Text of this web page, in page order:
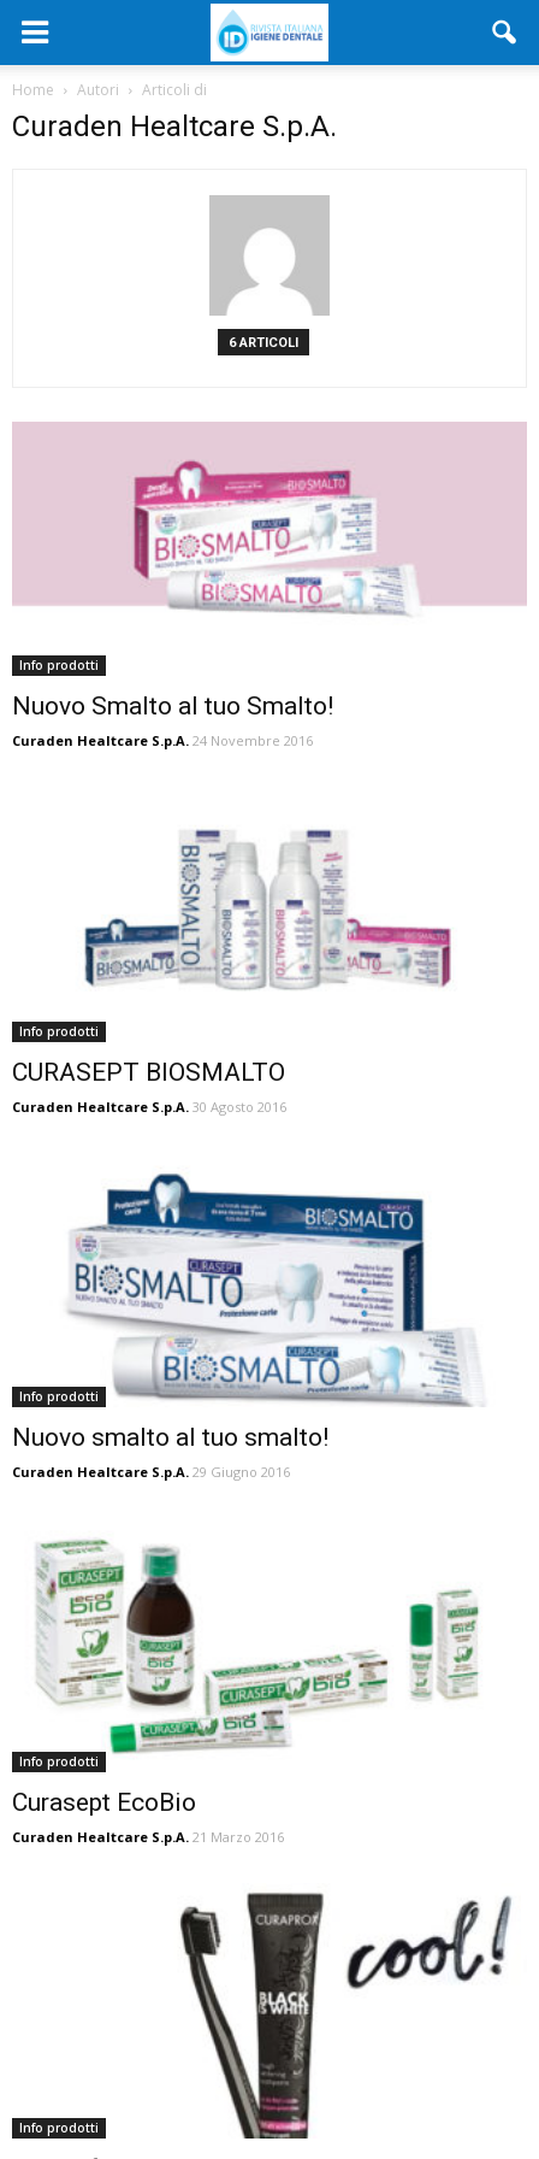
Home Autori Articoli di
Curaden Healtcare S.p.A.
6 ARTICOLI
Info prodotti
Nuovo Smalto al tuo Smalto!
Curaden Healtcare S.p.A. 24 Novembre 2016
Info prodotti
CURASEPT BIOSMALTO
Curaden Healtcare S.p.A. 30 Agosto 2016
Info prodotti
Nuovo smalto al tuo smalto!
Curaden Healtcare S.p.A. 29 Giugno 2016
Info prodotti
Curasept EcoBio
Curaden Healtcare S.p.A. 21 Marzo 2016
Info prodotti